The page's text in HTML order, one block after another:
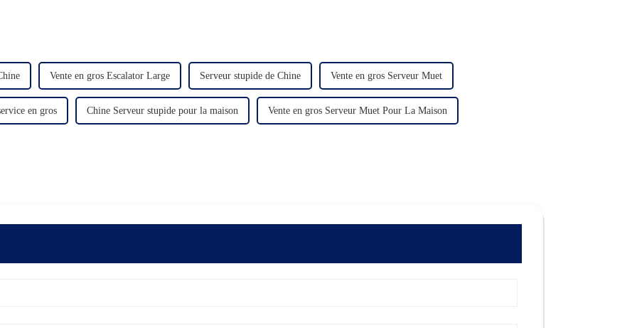
Vente en gros Escalator Large Serveur stupide de Chine Vente en gros Serveur Muet
en gros Chine Serveur stupide pour la maison Vente en gros Serveur Muet Pour La Maison